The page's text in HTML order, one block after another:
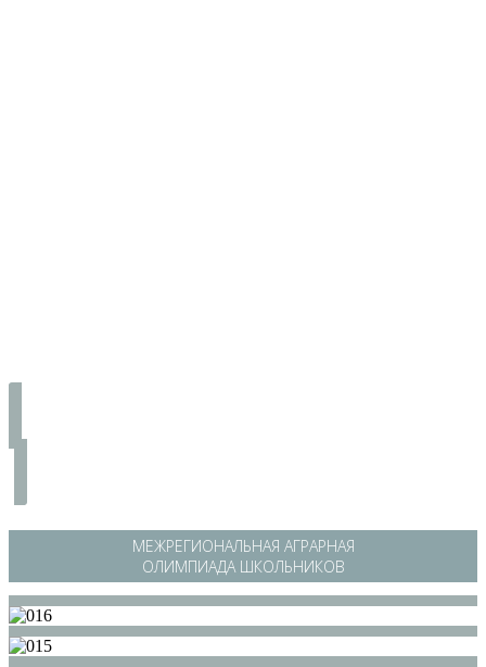
МЕЖРЕГИОНАЛЬНАЯ АГРАРНАЯ
ОЛИМПИАДА ШКОЛЬНИКОВ